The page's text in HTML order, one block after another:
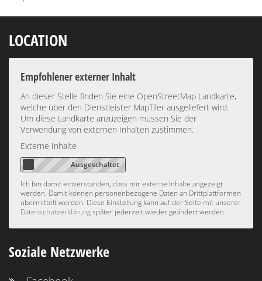
LOCATION
Empfohlener externer Inhalt
An dieser Stelle finden Sie eine OpenStreetMap Landkarte,
welche über den Dienstleister MapTiler ausgeliefert wird.
Um diese Landkarte anzuzeigen müssen Sie der
Verwendung von externen Inhalten zustimmen.
Externe Inhalte
Ich bin damit einverstanden, dass mir externe Inhalte angezeigt
werden. Damit können personenbezogene Daten an Drittplattformen
übermittelt werden. Diese Einstellung kann auf der Seite mit unserer
Datenschutzerklärungspäter jederzeit wieder geändert werden.
Soziale Netzwerke